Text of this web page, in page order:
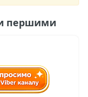
першими